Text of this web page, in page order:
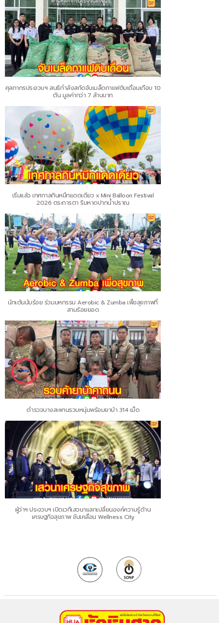
ศุลกากรประจวบฯ สนธิกำลังสกัดจับเมล็ดกาแฟดิบเถื่อนเกือบ 10
ตัน มูลค่ากว่า 7 ล้านบาท
เริ่มแล้ว เทศกาลกินหมึกแดดเดียว x Mini Balloon Festival
2026 ตระการตา ริมหาดปากน้ำปราณ
นักเต้นนับร้อย ร่วมมหกรรม Aerobic & Zumba เพื่อสุขภาพที่
สามร้อยยอด
ตำรวจบางสะพานรวบหนุ่มพร้อมยาบ้า 314 เม็ด
ผู้ว่าฯ ประจวบฯ เปิดเวทีเสวนาแลกเปลี่ยนองค์ความรู้ด้าน
เศรษฐกิจสุขภาพ ขับเคลื่อน Wellness City